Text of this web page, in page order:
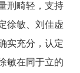
刑畸轻，支持
徐敏、刘佳虚
实充分，认定
敏在同于立的